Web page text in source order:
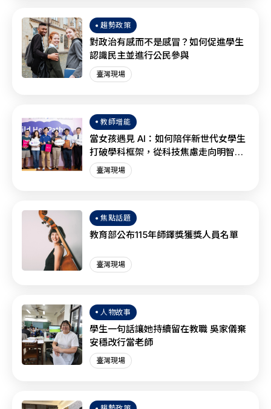
趨勢政策
對政治有感而不是感冒？如何促進學生
認識民主並進行公民參與
臺灣現場
教師增能
當女孩遇見 AI：如何陪伴新世代女學生
打破學科框架，從科技焦慮走向明智協
作？
臺灣現場
焦點話題
教育部公布115年師鐸獎獲獎人員名單
臺灣現場
人物故事
學生一句話讓她持續留在教職 吳家儀棄
安穩改行當老師
臺灣現場